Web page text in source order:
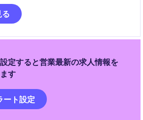
メンバーとして、自ら戦略を描き
きる重要な役割です。
定すると営業最新の求人情報を
す
ート設定